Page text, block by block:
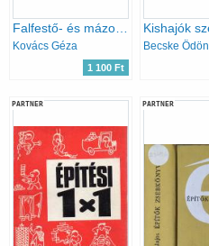
Falfestő- és mázolómunkák (Ipari szakkönyvtár)
Kovács Géza
1 100 Ft
Becske Ödön
PARTNER PARTNER